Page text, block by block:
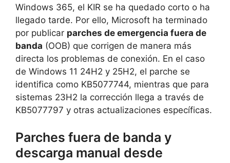
Windows 365, el KIR se ha quedado corto o ha
llegado tarde. Por ello, Microsoft ha terminado
por publicar parches de emergencia fuera de
banda (OOB) que corrigen de manera más
directa los problemas de conexión. En el caso
de Windows 11 24H2 y 25H2, el parche se
identifica como KB5077744, mientras que para
sistemas 23H2 la corrección llega a través de
KB5077797 y otras actualizaciones específicas.
Parches fuera de banda y
descarga manual desde